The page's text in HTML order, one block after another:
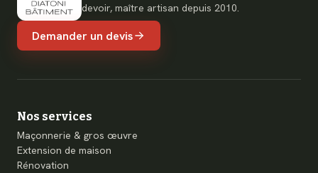
devoir, maître artisan depuis 2010.
Demander un devis
Nos services
Maçonnerie & gros œuvre
Extension de maison
Rénovation